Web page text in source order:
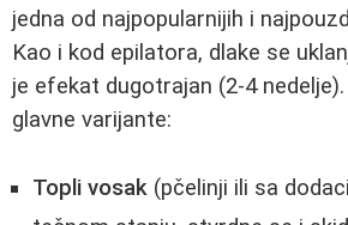
jedna od najpopularnijih i
Kao i kod epilatora, dlake se
je efekat dugotrajan (2-4
glavne varijante:
Topli vosak (pčelinji ili sa